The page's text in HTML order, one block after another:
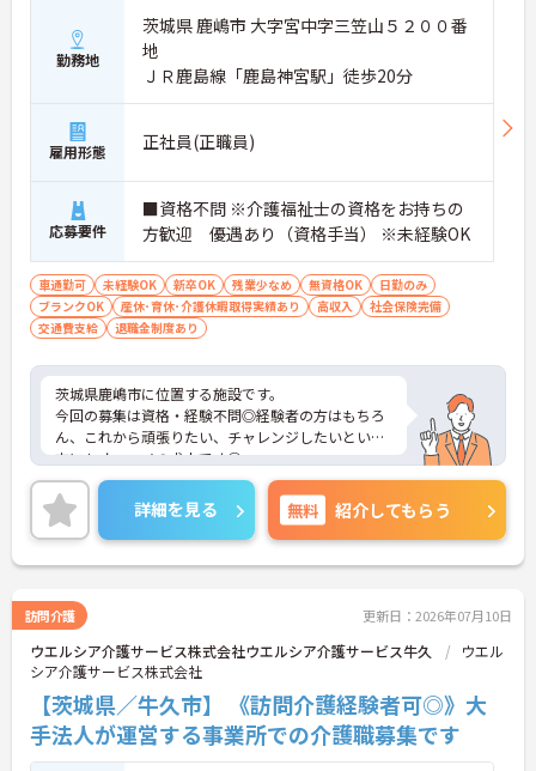
勤務地
茨城県 鹿嶋市 大字宮中字三笠山５２００番
地
ＪＲ鹿島線「鹿島神宮駅」徒歩20分
雇用形態 正社員(正職員)
応募要件
■資格不問 ※介護福祉士の資格をお持ちの
方歓迎 優遇あり（資格手当） ※未経験OK
車通勤可 未経験OK 新卒OK 残業少なめ 無資格OK
日勤のみ
ブランクOK
産休･育休･介護休暇取得実績あり 高収入
社会保険完備
交通費支給
退職金制度あり
茨城県鹿嶋市に位置する施設です。
今回の募集は資格・経験不問◎経験者の方はもちろ
ん、これから頑張りたい、チャレンジしたいという
方にもオススメの求人です◎
賞与4ヶ月実績もあり、頑張りがしっかりと反映さ
れます。
育児休業等取得実績もあり、ライフステージが変化
しても安心です。
ご興味ある方には、面接対策ポイントなど、さらに
い！
詳細を見る 無料 紹介してもらう
訪問介護 更新日：2026年07月10日
ウエルシア介護サービス株式会社ウエルシア介護サービス牛久
ウエル
シア介護サービス株式会社
【茨城県／牛久市】 《訪問介護経験者可◎》大
手法人が運営する事業所での介護職募集です